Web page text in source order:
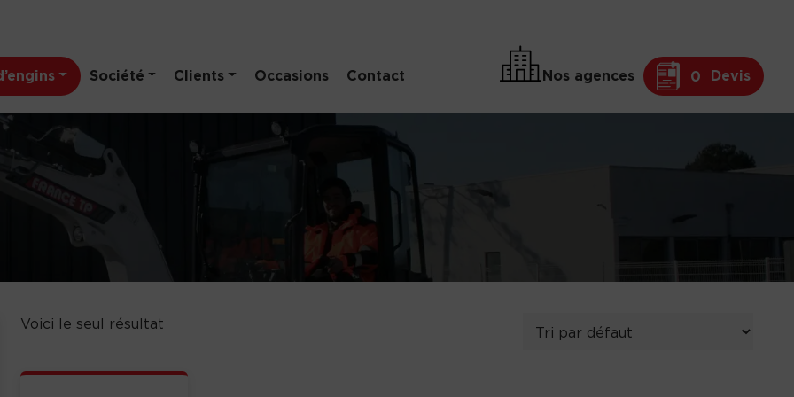
Société Clients Occasions Contact Nos agences 0 Devis
Voici le seul résultat